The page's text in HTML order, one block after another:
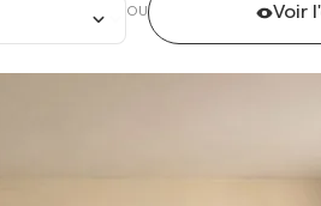
OU Voir